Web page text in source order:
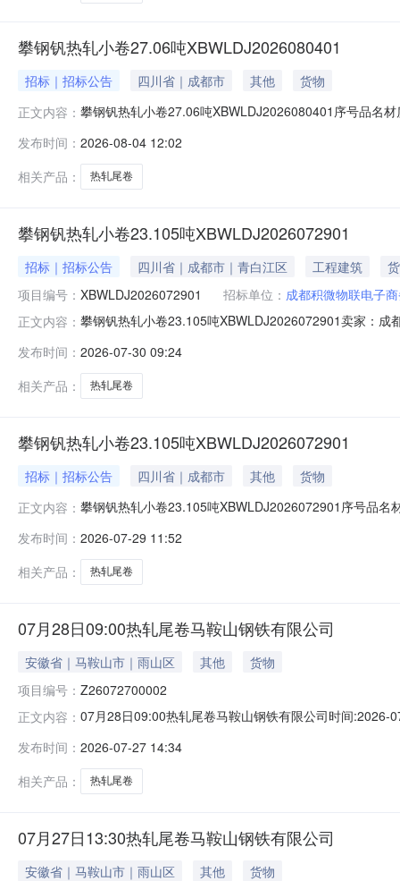
攀钢钒热轧小卷27.06吨XBWLDJ2026080401
招标｜招标公告 四川省｜成都市 其他
货物
正文内容： 攀钢钒热轧小卷27.06吨XBWLDJ2026080401序号品名
轧尾卷（小卷）SPHC(X)1.4*1038*C攀钢钒1/1.77破边(
发布时间： 2026-08-04 12:02
相关产品：
热轧尾卷
攀钢钒热轧小卷23.105吨XBWLDJ2026072901
招标｜招标公告 四川省｜成都市｜青白江区 工程建筑
项目编号： XBWLDJ2026072901 招标单位： 成都积微物联电子
正文内容： 攀钢钒热轧小卷23.105吨XBWLDJ2026072901卖家：
1/2.22折边(因非计划产品的特殊性，可能存在与描述不
发布时间： 2026-07-30 09:24
相关产品：
热轧尾卷
攀钢钒热轧小卷23.105吨XBWLDJ2026072901
招标｜招标公告 四川省｜成都市 其他
货物
正文内容： 攀钢钒热轧小卷23.105吨XBWLDJ2026072901序号品
卷）PWB1.8*1250*C攀钢钒1/2.215折边(因非计划产品
发布时间： 2026-07-29 11:52
相关产品：
热轧尾卷
07月28日09:00热轧尾卷马鞍山钢铁有限公司
安徽省｜马鞍山市｜雨山区 其他
货物
项目编号： Z26072700002
正文内容： 07月28日09:00热轧尾卷马鞍山钢铁有限公司时间
保证金：￥1,700.00元交易保证金：￥1,700.00元竞价
发布时间： 2026-07-27 14:34
相关产品：
热轧尾卷
07月27日13:30热轧尾卷马鞍山钢铁有限公司
安徽省｜马鞍山市｜雨山区 其他
货物